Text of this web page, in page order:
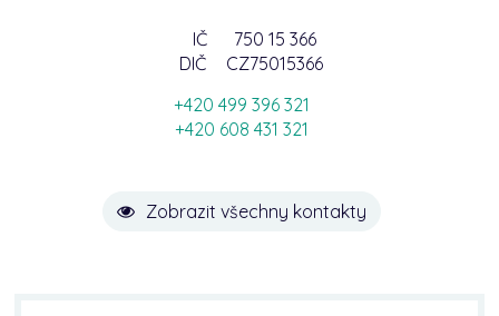
IČ
750 15 366
DIČ
CZ75015366
+420 499 396 321
+420 608 431 321
Zobrazit všechny kontakty